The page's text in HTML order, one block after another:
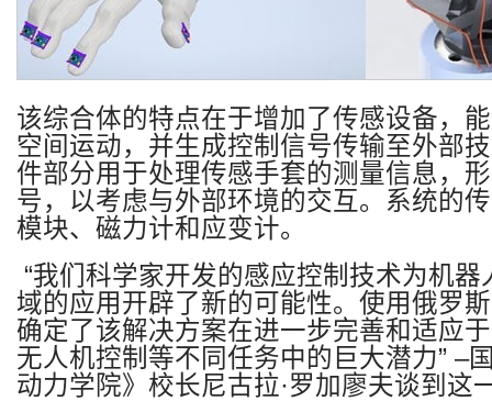
该综合体的特点在于增加了传感设备，
空间运动，并生成控制信号传输至外部
件部分用于处理传感手套的测量信息，
号，以考虑与外部环境的交互。系统的
模块、磁力计和应变计。
“我们科学家开发的感应控制技术为机
域的应用开辟了新的可能性。使用俄罗
确定了该解决方案在进一步完善和适应
无人机控制等不同任务中的巨大潜力” –
动力学院》校长尼古拉·罗加廖夫谈到这